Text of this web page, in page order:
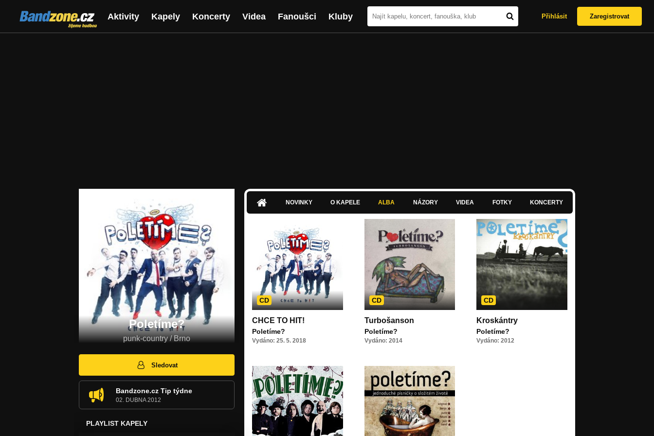
Bandzone.cz
žijeme hudbou
Aktivity Kapely Koncerty Videa Fanoušci Kluby Přihlásit Zaregistrovat
Poletíme?
punk-country / Brno
Sledovat
Bandzone.cz Tip týdne
02. DUBNA 2012
PLAYLIST KAPELY
NOVINKY O KAPELE ALBA NÁZORY VIDEA FOTKY KONCERTY
CD
CHCE TO HIT!
Poletíme?
Vydáno: 25. 5. 2018
CD
Turbošanson
Poletíme?
Vydáno: 2014
CD
Kroskántry
Poletíme?
Vydáno: 2012